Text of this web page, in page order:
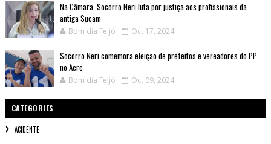
Na Câmara, Socorro Neri luta por justiça aos profissionais da
antiga Sucam
Bom dia Feijó Oct 17, 2024
Socorro Neri comemora eleição de prefeitos e vereadores do PP
no Acre
Bom dia Feijó Oct 09, 2024
CATEGORIES
ACIDENTE